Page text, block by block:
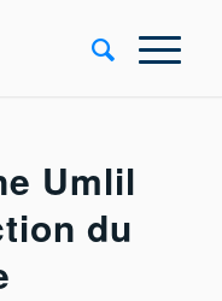
Umlil
du